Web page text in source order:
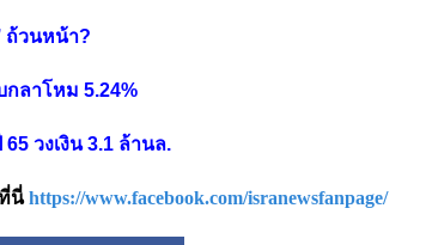
ถ้วนหน้า?
กลาโหม 5.24%
วงเงิน 3.1 ล้านล.
นี่https://www.facebook.com/isranewsfanpage/